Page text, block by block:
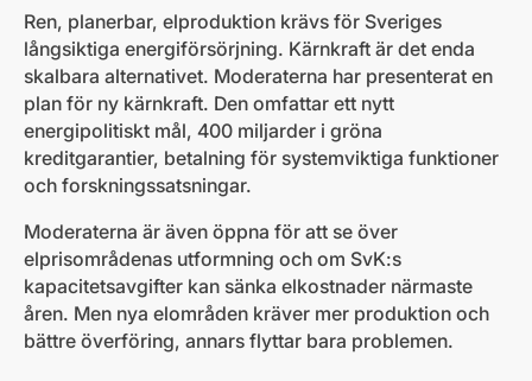
Ren, planerbar, elproduktion krävs för Sveriges
långsiktiga energiförsörjning. Kärnkraft är det enda
skalbara alternativet. Moderaterna har presenterat en
plan för ny kärnkraft. Den omfattar ett nytt
energipolitiskt mål, 400 miljarder i gröna
kreditgarantier, betalning för systemviktiga funktioner
och forskningssatsningar.
Moderaterna är även öppna för att se över
elprisområdenas utformning och om SvK:s
kapacitetsavgifter kan sänka elkostnader närmaste
åren. Men nya elområden kräver mer produktion och
bättre överföring, annars flyttar bara problemen.